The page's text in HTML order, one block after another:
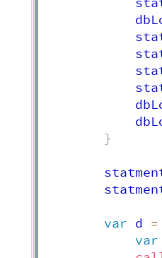
}
var d =
var